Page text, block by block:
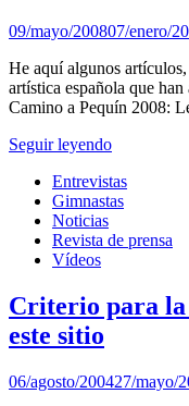
09/mayo/200807/enero/
He aquí algunos
artística española que
Camino a Pequín 2008:
Seguir leyendo
Entrevistas
Gimnastas
Noticias
Revista de prensa
Vídeos
Criterio para la
este sitio
06/agosto/200427/mayo/